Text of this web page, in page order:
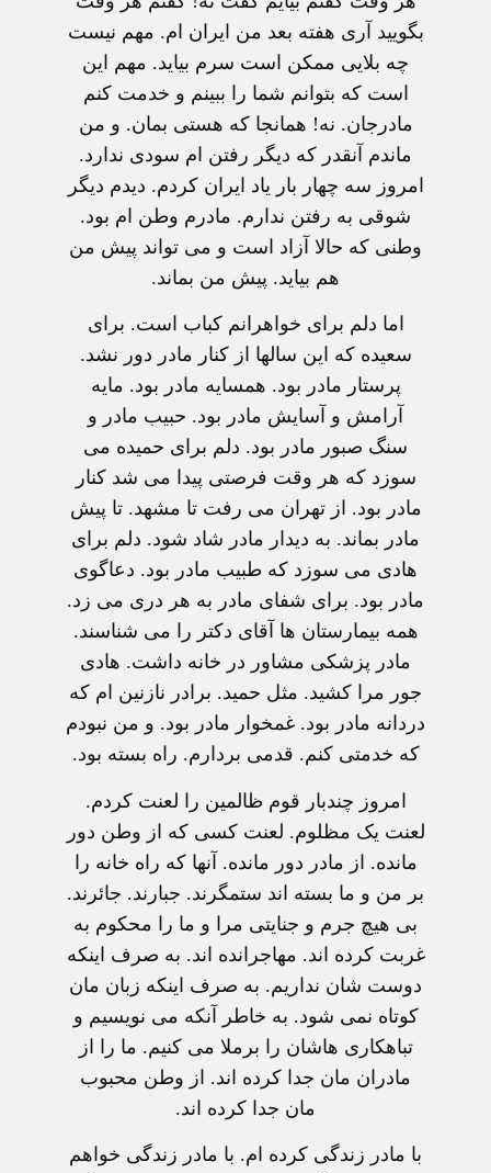
بگویید آری هفته بعد من ایران ام. مهم نیست
چه بلایی ممکن است سرم بیاید. مهم این
است که بتوانم شما را ببینم و خدمت کنم
مادرجان. نه! همانجا که هستی بمان. و من
ماندم آنقدر که دیگر رفتن ام سودی ندارد.
امروز سه چهار بار یاد ایران کردم. دیدم دیگر
شوقی به رفتن ندارم. مادرم وطن ام بود.
وطنی که حالا آزاد است و می تواند پیش من
هم بیاید. پیش من بماند.
اما دلم برای خواهرانم کباب است. برای
سعیده که این سالها از کنار مادر دور نشد.
پرستار مادر بود. همسایه مادر بود. مایه
آرامش و آسایش مادر بود. حبیب مادر و
سنگ صبور مادر بود. دلم برای حمیده می
سوزد که هر وقت فرصتی پیدا می شد کنار
مادر بود. از تهران می رفت تا مشهد. تا پیش
مادر بماند. به دیدار مادر شاد شود. دلم برای
هادی می سوزد که طبیب مادر بود. دعاگوی
مادر بود. برای شفای مادر به هر دری می زد.
همه بیمارستان ها آقای دکتر را می شناسند.
مادر پزشکی مشاور در خانه داشت. هادی
جور مرا کشید. مثل حمید. برادر نازنین ام که
دردانه مادر بود. غمخوار مادر بود. و من نبودم
که خدمتی کنم. قدمی بردارم. راه بسته بود.
امروز چندبار قوم ظالمین را لعنت کردم.
لعنت یک مظلوم. لعنت کسی که از وطن دور
مانده. از مادر دور مانده. آنها که راه خانه را
بر من و ما بسته اند ستمگرند. جبارند. جائرند.
بی هیچ جرم و جنایتی مرا و ما را محکوم به
غربت کرده اند. مهاجرانده اند. به صرف اینکه
دوست شان نداریم. به صرف اینکه زبان مان
کوتاه نمی شود. به خاطر آنکه می نویسیم و
تباهکاری هاشان را برملا می کنیم. ما را از
مادران مان جدا کرده اند. از وطن محبوب
مان جدا کرده اند.
با مادر زندگی کرده ام. با مادر زندگی خواهم